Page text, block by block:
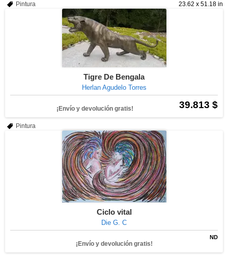
23.62 x 51.18 in
Pintura
Tigre De Bengala
Herlan Agudelo Torres
39.813 $
¡Envío y devolución gratis!
Pintura
Ciclo vital
Die G. C
ND
¡Envío y devolución gratis!